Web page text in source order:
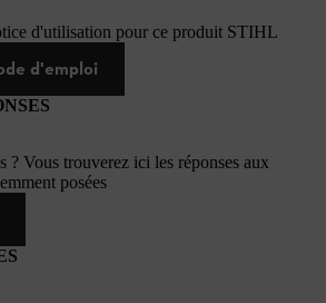
d'utilisation pour ce produit STIHL
d'emploi
? Vous trouverez ici les réponses aux
posées